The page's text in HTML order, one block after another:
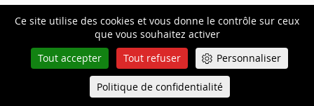
Ce site utilise des cookies et vous donne le contrôle sur ceux
que vous souhaitez activer
Tout accepter
Tout refuser Personnaliser
Politique de confidentialité
ALORS QUE, d'autre part, la mise en place d'un système
d'évaluation professionnelle caractérise l'existence de
directives et d'un contrôle dans les conditions d'exercice de
l'activité ; que, pour décider n'y avoir lieu à requalifier le
Queue-Fair